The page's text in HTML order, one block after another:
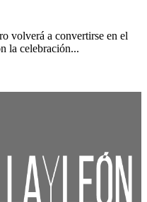
volverá a convertirse en el
la celebración...